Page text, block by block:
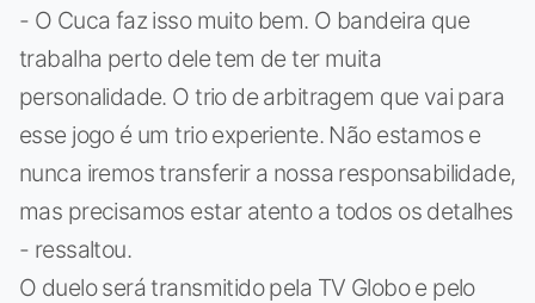
- O Cuca faz isso muito bem. O bandeira que
trabalha perto dele tem de ter muita
personalidade. O trio de arbitragem que vai para
esse jogo é um trio experiente. Não estamos e
nunca iremos transferir a nossa responsabilidade,
mas precisamos estar atento a todos os detalhes
- ressaltou.
O duelo será transmitido pela TV Globo e pelo